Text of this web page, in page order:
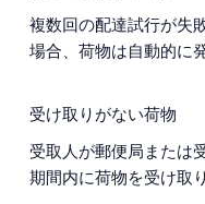
複数回の配達試行が失
場合、荷物は自動的に
受け取りがない荷物
受取人が郵便局または
期間内に荷物を受け取